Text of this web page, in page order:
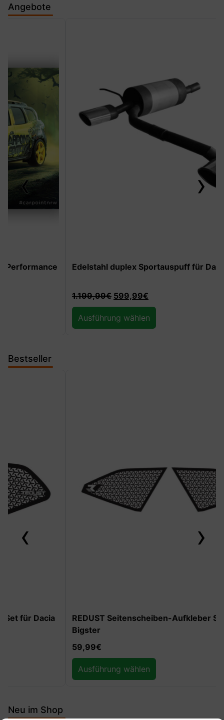
Angebote
‹
Edelstahl duplex Sportauspuff für Dacia Duster II
599,99€
Ausführung wählen
›
Bestseller
‹
REDUST Seitenscheiben-Aufkleber Set für Dacia
Ausführung wählen
›
Neu im Shop